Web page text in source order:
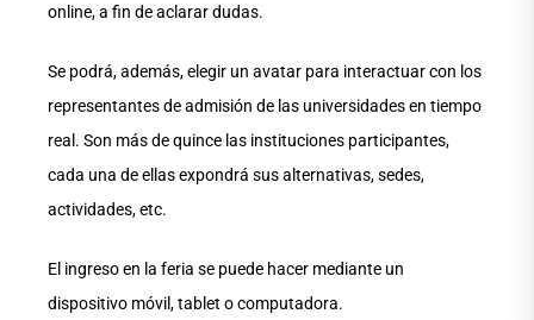
online, a fin de aclarar dudas.
Se podrá, además, elegir un avatar para interactuar con los
representantes de admisión de las universidades en tiempo
real. Son más de quince las instituciones participantes,
cada una de ellas expondrá sus alternativas, sedes,
actividades, etc.
El ingreso en la feria se puede hacer mediante un
dispositivo móvil, tablet o computadora.